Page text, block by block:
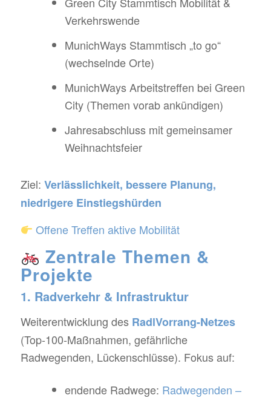
Verkehrswende
MunichWays Stammtisch „to go“
(wechselnde Orte)
MunichWays Arbeitstreffen bei Green
City (Themen vorab ankündigen)
Jahresabschluss mit gemeinsamer
Weihnachtsfeier
Ziel: Verlässlichkeit, bessere Planung,
niedrigere Einstiegshürden
Offene Treffen aktive Mobilität
Zentrale Themen &
Projekte
1. Radverkehr & Infrastruktur
Weiterentwicklung des RadlVorrang-Netzes
(Top-100-Maßnahmen, gefährliche
Radwegenden, Lückenschlüsse). Fokus auf:
endende Radwege: Radwegenden –